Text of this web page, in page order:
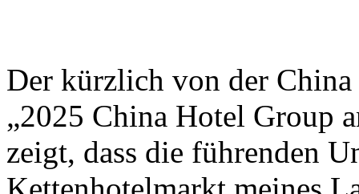
Der kürzlich von der
„2025 China Hotel Group
zeigt, dass die führenden